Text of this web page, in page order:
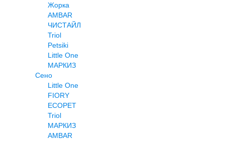
Жорка
AMBAR
ЧИСТАЙЛ
Triol
Petsiki
Little One
МАРКИЗ
Сено
Little One
FIORY
ECOPET
Triol
МАРКИЗ
AMBAR